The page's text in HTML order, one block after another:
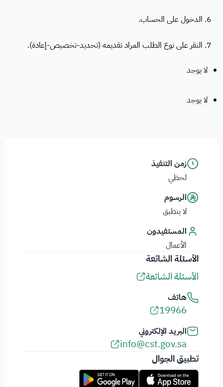
زمن التنفيذ
لحظي
الرسوم
لا ينطبق
المستفيدون
الأعمال
الأسئلة الشائعة
الأسئلة الشائعة
هاتف
19966
البريد الإلكتروني
info@cst.gov.sa
تطبيق الجوال
6. الدخول على الحساب.
7. النقر على نوع الطلب المراد تقديمه (تحديد-تخصيص-إعادة).
لا يوجد
لا يوجد